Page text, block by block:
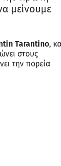
μείνουμε
Tarantino,
στους
την πορεία